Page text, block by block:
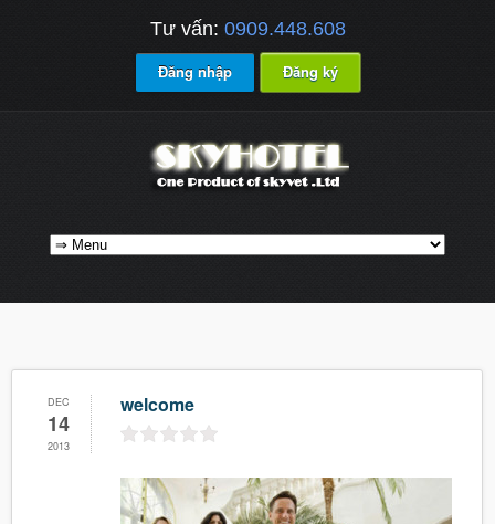
Tư vấn: 0909.448.608
Đăng nhập Đăng ký
DEC
14
2013
welcome